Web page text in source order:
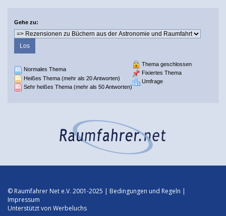
Gehe zu:
Normales Thema
Heißes Thema (mehr als 20 Antworten)
Sehr heißes Thema (mehr als 50 Antworten)
Thema geschlossen
Fixiertes Thema
Umfrage
© Raumfahrer Net e.V. 2001-2025 | Bedingungen und Regeln |
Impressum
Unterstützt von Werbeluchs